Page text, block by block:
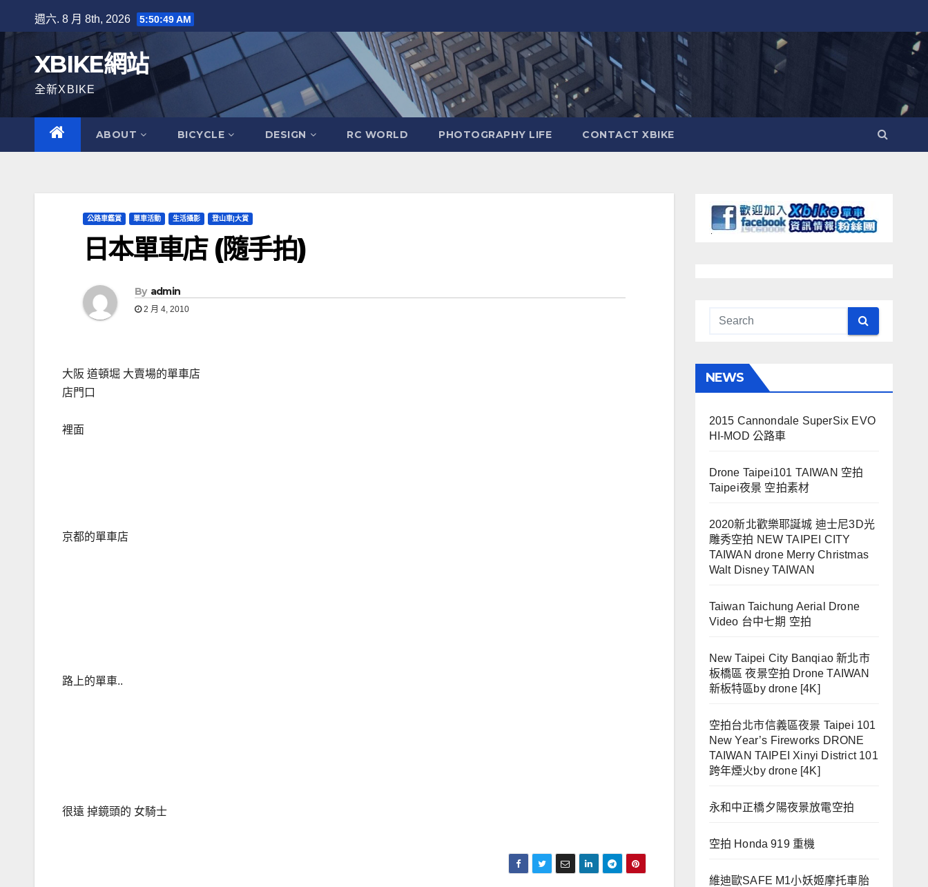
to
週六. 8 月 8th, 2026 5:50:50 AM
XBIKE網站
全新XBIKE
ABOUT BICYCLE DESIGN RC WORLD PHOTOGRAPHY LIFE CONTACT XBIKE
公路車鑑賞 單車活動 生活攝影 登山車|大賞
日本單車店 (隨手拍)
By admin
2 月 4, 2010
大阪 道頓堀 大賣場的單車店
店門口
裡面
京都的單車店
路上的單車..
很遠 掉鏡頭的 女騎士
NEWS
2015 Cannondale SuperSix EVO
HI-MOD 公路車
Drone Taipei101 TAIWAN 空拍
Taipei夜景 空拍素材
2020新北歡樂耶誕城 迪士尼3D光
雕秀空拍 NEW TAIPEI CITY
TAIWAN drone Merry Christmas
Walt Disney TAIWAN
Taiwan Taichung Aerial Drone
Video 台中七期 空拍
New Taipei City Banqiao 新北市
板橋區 夜景空拍 Drone TAIWAN
新板特區by drone [4K]
空拍台北市信義區夜景 Taipei 101
New Year’s Fireworks DRONE
TAIWAN TAIPEI Xinyi District 101
跨年煙火by drone [4K]
永和中正橋夕陽夜景放電空拍
空拍 Honda 919 重機
維迪歐SAFE M1小妖姬摩托車胎